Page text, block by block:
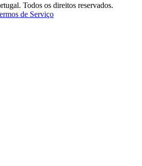
Todos os direitos reservados.
de Serviço